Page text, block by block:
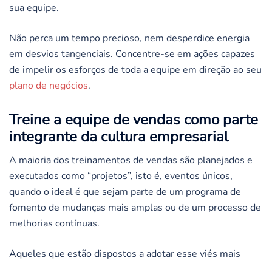
sua equipe.
Não perca um tempo precioso, nem desperdice energia
em desvios tangenciais. Concentre-se em ações capazes
de impelir os esforços de toda a equipe em direção ao seu
plano de negócios.
Treine a equipe de vendas como parte
integrante da cultura empresarial
A maioria dos treinamentos de vendas são planejados e
executados como “projetos”, isto é, eventos únicos,
quando o ideal é que sejam parte de um programa de
fomento de mudanças mais amplas ou de um processo de
melhorias contínuas.
Aqueles que estão dispostos a adotar esse viés mais